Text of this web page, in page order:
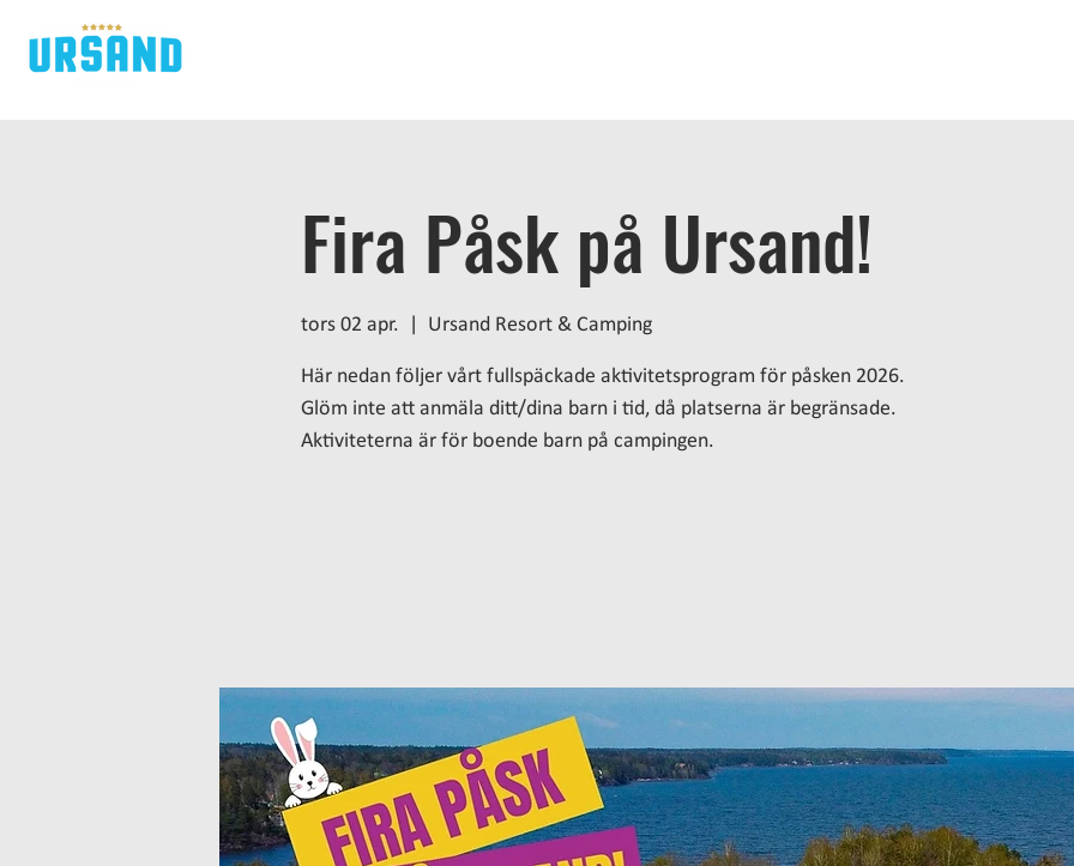
Fira Påsk på Ursand!
tors 02 apr. Ursand Resort & Camping
Här nedan följer vårt fullspäckade aktivitetsprogram för påsken 2026.
Glöm inte att anmäla ditt/dina barn i tid, då platserna är begränsade.
Aktiviteterna är för boende barn på campingen.